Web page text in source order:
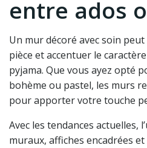
entre ados
Un mur décoré avec soin
pièce et accentuer le
pyjama. Que vous ayez opté
bohème ou pastel, les murs
pour apporter votre touche
Avec les tendances actuelles,
muraux, affiches encadrées